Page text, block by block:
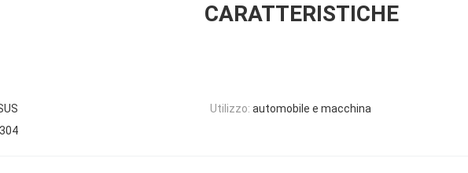
CARATTERISTICHE
Utilizzo: automobile e macchina